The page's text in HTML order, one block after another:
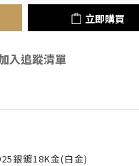
立即購買
入追蹤清單
銀鍍18K金(白金)